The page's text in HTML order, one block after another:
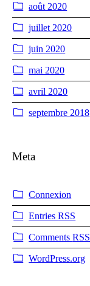
août 2020
juillet 2020
juin 2020
mai 2020
avril 2020
septembre 2018
Meta
Connexion
EntriesRSS
CommentsRSS
WordPress.org